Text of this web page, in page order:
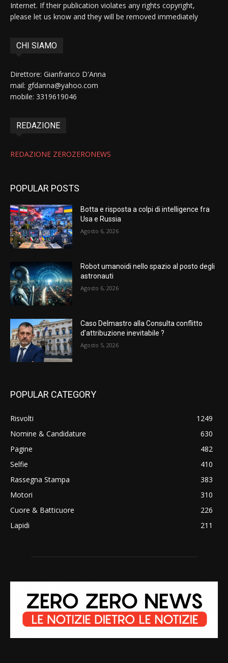
Internet. If their publication violates any rights copyright,
please let us know and they will be removed immediately
CHI SIAMO
Direttore: Gianfranco D'Anna
mail: gfdanna@yahoo.com
mobile: 3319619046
REDAZIONE
REDAZIONE ZEROZERONEWS
POPULAR POSTS
Botta e risposta a colpi di intelligence fra
Usa e Russia
Agosto 6, 2026
Robot umanoidi nello spazio al posto degli
astronauti
Agosto 6, 2026
Caso Delmastro alla Consulta conflitto
d’attribuzione inevitabile ?
Agosto 5, 2026
POPULAR CATEGORY
Risvolti
1249
Nomine & Candidature
630
Pagine
482
Selfie
410
Rassegna Stampa
383
Motori
310
Cuore & Batticuore
226
Lapidi
211